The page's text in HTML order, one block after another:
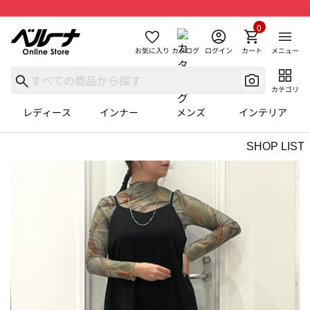
お気に入り カタログ ログイン カート
0
メニュー
カテゴリ
レディース インナー メンズ インテリア
SHOP LIST